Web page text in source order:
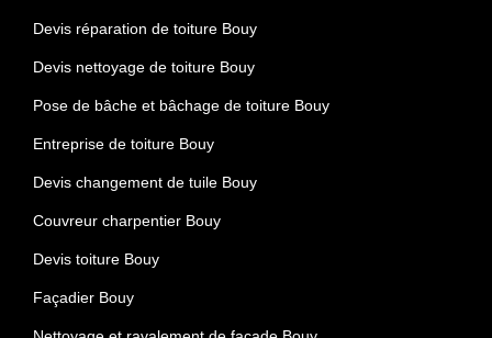
Devis réparation de toiture Bouy
Devis nettoyage de toiture Bouy
Pose de bâche et bâchage de toiture Bouy
Entreprise de toiture Bouy
Devis changement de tuile Bouy
Couvreur charpentier Bouy
Devis toiture Bouy
Façadier Bouy